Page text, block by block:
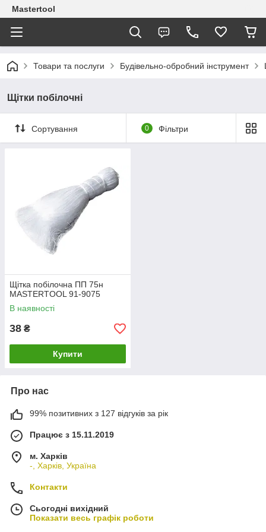
Mastertool
Товари та послуги Будівельно-обробний інструмент
Щітки побілочні
Сортування 0 Фільтри
Щітка побілочна ПП 75н
MASTERTOOL 91-9075
В наявності
38 ₴
Купити
Про нас
99% позитивних з 127 відгуків за рік
Працює з 15.11.2019
м. Харків
-, Харків, Україна
Контакти
Сьогодні вихідний
Показати весь графік роботи